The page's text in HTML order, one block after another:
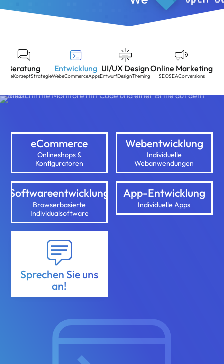
Beratung
KonzeptStrategie
Entwicklung
WebeCommerceApps
UI/UX Design
EntwurfDesignTheming
Online Marketing
SEOSEAConversions
eCommerce
Onlineshops &
Konfiguratoren
Webentwicklung
Individuelle
Webanwendungen
Softwareentwicklung
Browserbasierte
Individualsoftware
App-Entwicklung
Individuelle Apps
Sprechen Sie uns
an!